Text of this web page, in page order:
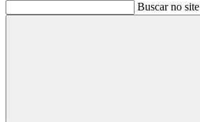
Buscar no site